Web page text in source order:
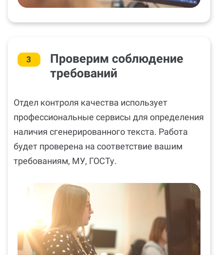
3
Проверим соблюдение
требований
Отдел контроля качества использует
профессиональные сервисы для определения
наличия сгенерированного текста. Работа
будет проверена на соответствие вашим
требованиям, МУ, ГОСТу.